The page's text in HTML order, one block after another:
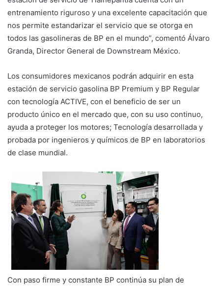
entrenamiento riguroso y una excelente capacitación que
nos permite estandarizar el servicio que se otorga en
todos las gasolineras de BP en el mundo”, comentó Álvaro
Granda, Director General de Downstream México.
Los consumidores mexicanos podrán adquirir en esta
estación de servicio gasolina BP Premium y BP Regular
con tecnología ACTIVE, con el beneficio de ser un
producto único en el mercado que, con su uso continuo,
ayuda a proteger los motores; Tecnología desarrollada y
probada por ingenieros y químicos de BP en laboratorios
de clase mundial.
Con paso firme y constante BP continúa su plan de